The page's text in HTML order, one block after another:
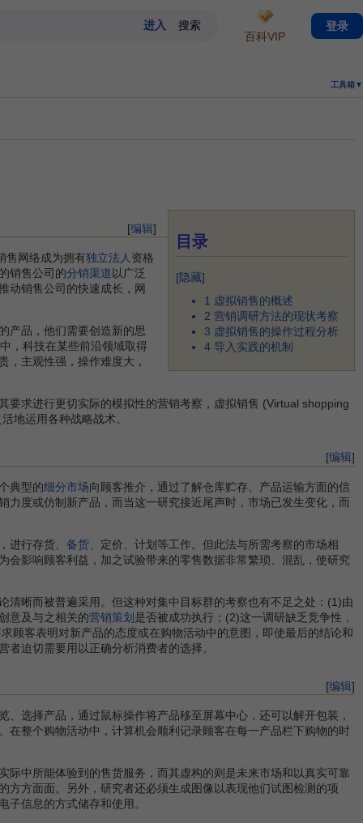
工具箱▼
目录
[隐藏]
1 虚拟销售的概述
2 营销调研方法的现状考察
3 虚拟销售的操作过程分析
4 导入实践的机制
[编辑]
售网络成为拥有独立法人资格
销售公司的分销渠道以广泛
动销售公司的快速成长，网
产品，他们需要创造新的思
，科技在某些前沿领域取得
，主观性强，操作难度大，
求进行更切实际的模拟性的营销考察，虚拟销售 (Virtual shopping
地运用各种战略战术。
[编辑]
典型的细分市场向顾客推介，通过了解仓库贮存、产品运输方面的信
度或仿制新产品，而当这一研究接近尾声时，市场已发生变化，而
行存货、 备货 、定价、计划等工作。但此法与所需考察的市场相
会影响顾客利益，加之试验带来的零售数据非常繁琐、混乱，使研究
晰而被普遍采用。但这种对集中目标群的考察也有不足之处：(1)由
意及与之相关的营销策划 是否被成功执行；(2)这一调研缺乏竞争性，
顾客表明对新产品的态度或在购物活动中的意图，即使最后的结论和
者迫切需要用以正确分析消费者的选择。
[编辑]
选择产品，通过鼠标操作将产品移至屏幕中心，还可以解开包装，
整个购物活动中，计算机会顺利记录顾客在每一产品栏下购物的时
中所能体验到的售货服务，而其虚构的则是未来市场和以真实可靠
方面面。另外，研究者还必须生成图像以表现他们试图检测的项
信息的方式储存和使用。
百科VIP
登录